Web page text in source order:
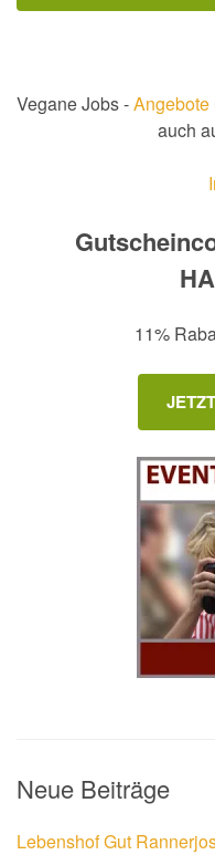
Vegane Jobs -Angebote
auch
11%
Neue Beiträge
Lebenshof Gut